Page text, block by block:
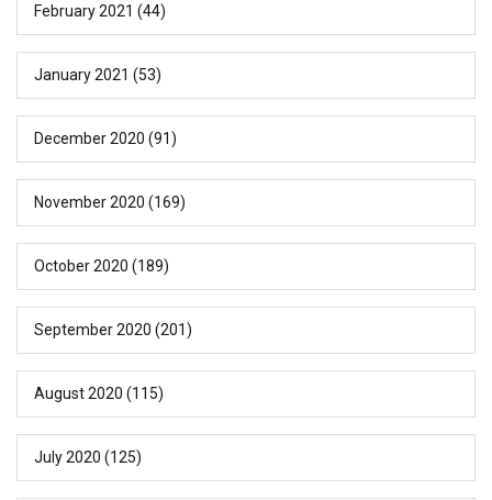
February 2021 (44)
January 2021 (53)
December 2020 (91)
November 2020 (169)
October 2020 (189)
September 2020 (201)
August 2020 (115)
July 2020 (125)